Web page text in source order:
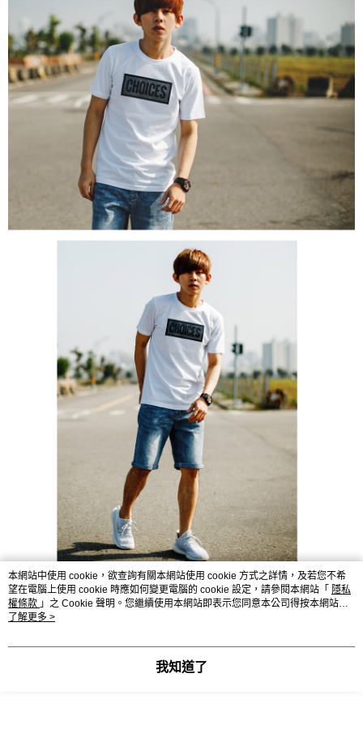
本網站中使用 cookie，欲查詢有關本網站使用 cookie 方式之詳情，及若您不希
望在電腦上使用 cookie 時應如何變更電腦的 cookie 設定，請參閱本網站「 隱私
權條款 」之 Cookie 聲明。您繼續使用本網站即表示您同意本公司得按本網站使
用條款之 Cookie 聲明使用 cookie。
了解更多 >
我知道了